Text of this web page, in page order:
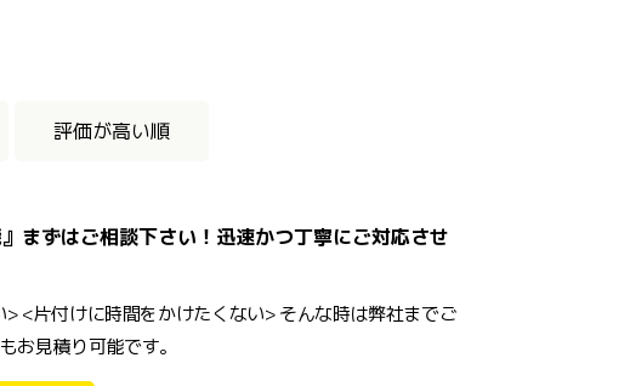
評価が高い順
まずはご相談下さい！迅速かつ丁寧にご対応させ
<片付けに時間をかけたくない> そんな時は弊社までご
お見積り可能です。